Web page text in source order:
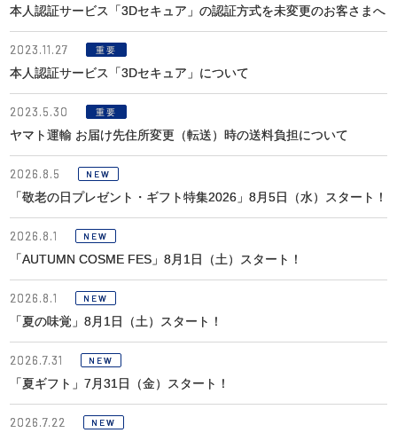
本人認証サービス「3Dセキュア」の認証方式を未変更のお客さまへ
2023.11.27 重要
本人認証サービス「3Dセキュア」について
2023.5.30 重要
ヤマト運輸 お届け先住所変更（転送）時の送料負担について
2026.8.5 NEW
「敬老の日プレゼント・ギフト特集2026」8月5日（水）スタート！
2026.8.1 NEW
「AUTUMN COSME FES」8月1日（土）スタート！
2026.8.1 NEW
「夏の味覚」8月1日（土）スタート！
2026.7.31 NEW
「夏ギフト」7月31日（金）スタート！
2026.7.22 NEW